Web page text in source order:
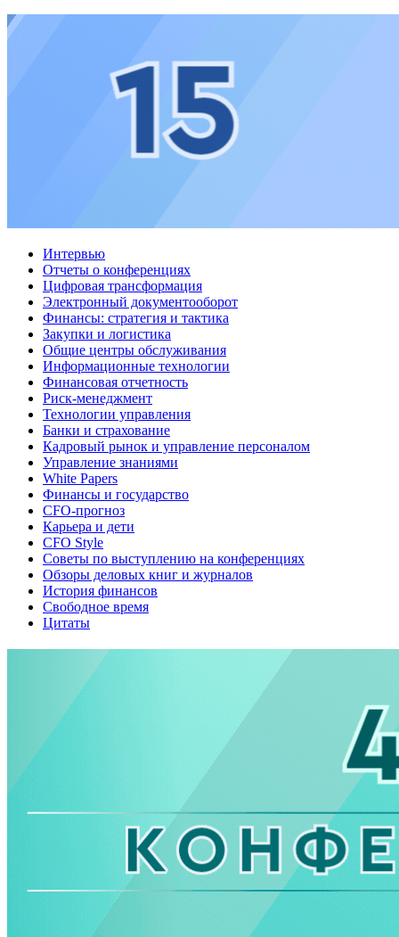
Интервью
Отчеты о конференциях
Цифровая трансформация
Электронный документооборот
Финансы: стратегия и тактика
Закупки и логистика
Общие центры обслуживания
Информационные технологии
Финансовая отчетность
Риск-менеджмент
Технологии управления
Банки и страхование
Кадровый рынок и управление персоналом
Управление знаниями
White Papers
Финансы и государство
CFO-прогноз
Карьера и дети
CFO Style
Советы по выступлению на конференциях
Обзоры деловых книг и журналов
История финансов
Свободное время
Цитаты